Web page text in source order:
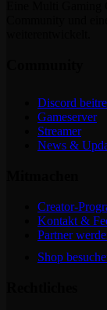
Discord
Gameserver
Streamer
News &
Creator-
Kontakt &
Partner
Shop